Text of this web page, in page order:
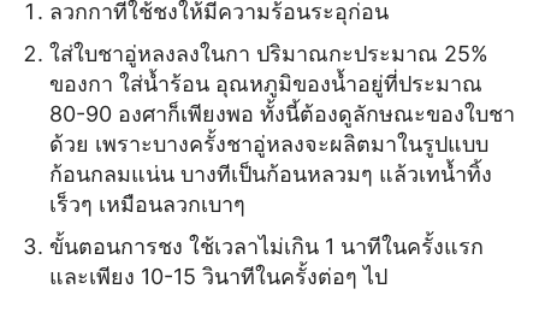
ลวกกาที่ใช้ชงให้มีความร้อนระอุก่อน
ใส่ใบชาอู่หลงลงในกา ปริมาณกะประมาณ 25%
ของกา ใส่น้ำร้อน อุณหภูมิของน้ำอยู่ที่ประมาณ
80-90 องศาก็เพียงพอ ทั้งนี้ต้องดูลักษณะของใบชา
ด้วย เพราะบางครั้งชาอู่หลงจะผลิตมาในรูปแบบ
ก้อนกลมแน่น บางทีเป็นก้อนหลวมๆ แล้วเทน้ำทิ้ง
เร็วๆ เหมือนลวกเบาๆ
ขั้นตอนการชง ใช้เวลาไม่เกิน 1 นาทีในครั้งแรก
และเพียง 10-15 วินาทีในครั้งต่อๆ ไป